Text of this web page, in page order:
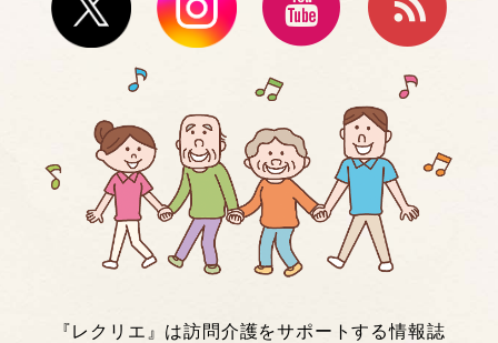
『レクリエ』は訪問介護をサポートする情報誌